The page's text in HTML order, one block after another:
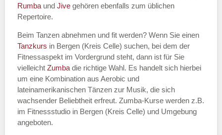
Tanzart*
Rumba und Jive gehören ebenfalls zum üblichen
Repertoire.
Beim Tanzen abnehmen und fit werden? Wenn Sie einen
Tanzkurs in Bergen (Kreis Celle) suchen, bei dem der
Fitnessaspekt im Vordergrund steht, dann ist für Sie
vielleicht Zumba die richtige Wahl. Es handelt sich hierbei
um eine Kombination aus Aerobic und
lateinamerikanischen Tänzen zur Musik, die sich
wachsender Beliebtheit erfreut. Zumba-Kurse werden z.B.
im Fitnessstudio in Bergen (Kreis Celle) und Umgebung
angeboten.